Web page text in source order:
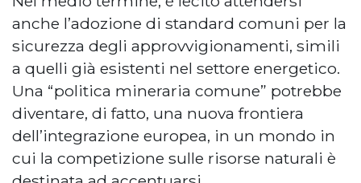
anche l’adozione di standard comuni per la
sicurezza degli approvvigionamenti, simili
a quelli già esistenti nel settore energetico.
Una “politica mineraria comune” potrebbe
diventare, di fatto, una nuova frontiera
dell’integrazione europea, in un mondo in
cui la competizione sulle risorse naturali è